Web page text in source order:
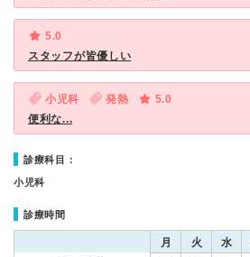
5.0
スタッフが皆優しい
小児科 発熱
5.0
便利な...
診療科目：
小児科
診療時間
月 火 水